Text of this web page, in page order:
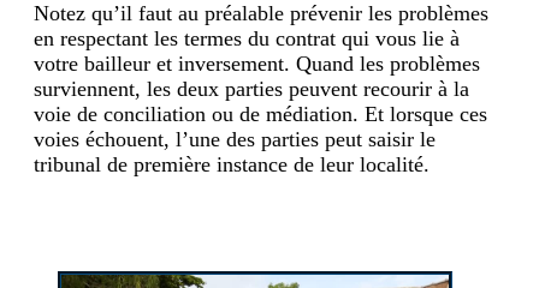
Notez qu’il faut au préalable prévenir les problèmes
en respectant les termes du contrat qui vous lie à
votre bailleur et inversement. Quand les problèmes
surviennent, les deux parties peuvent recourir à la
voie de conciliation ou de médiation. Et lorsque ces
voies échouent, l’une des parties peut saisir le
tribunal de première instance de leur localité.